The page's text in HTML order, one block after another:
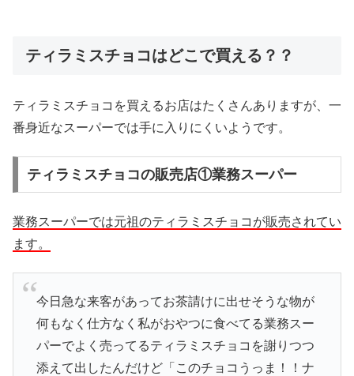
ティラミスチョコはどこで買える？？
ティラミスチョコを買えるお店はたくさんありますが、一
番身近なスーパーでは手に入りにくいようです。
ティラミスチョコの販売店①業務スーパー
業務スーパーでは元祖のティラミスチョコが販売されてい
ます。
今日急な来客があってお茶請けに出せそうな物が
何もなく仕方なく私がおやつに食べてる業務スー
パーでよく売ってるティラミスチョコを謝りつつ
添えて出したんだけど「このチョコうっま！！ナ